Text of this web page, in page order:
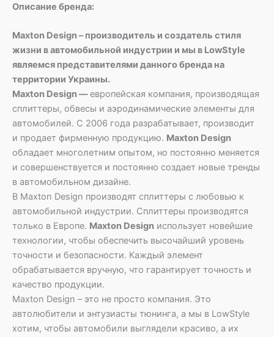
Описание бренда:
Maxton Design – производитель и создатель стиля
жизни в автомобильной индустрии и мы в LowStyle
являемся представителями данного бренда на
территории Украины.
Maxton Design —европейская компания, производящая
сплиттеры, обвесы и аэродинамические элементы для
автомобилей. С 2006 года разрабатывает, производит
и продает фирменную продукцию. Maxton Design
обладает многолетним опытом, но постоянно меняется
и совершенствуется и постоянно создает новые тренды
в автомобильном дизайне.
В Maxton Design производят сплиттеры с любовью к
автомобильной индустрии. Сплиттеры производятся
только в Европе. Maxton Design использует новейшие
технологии, чтобы обеспечить высочайший уровень
точности и безопасности. Каждый элемент
обрабатывается вручную, что гарантирует точность и
качество продукции.
Maxton Design – это не просто компания. Это
автолюбители и энтузиасты тюнинга, а мы в LowStyle
хотим, чтобы автомобили выглядели красиво, а их